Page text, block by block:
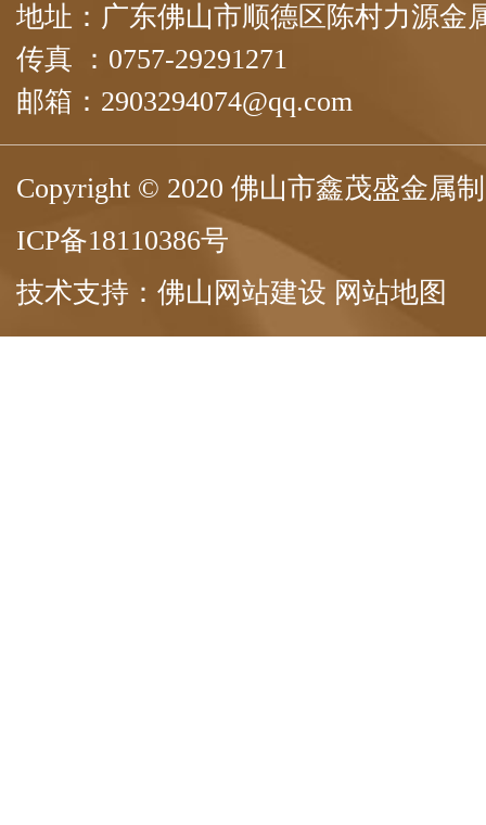
地址：广东佛山市顺德区陈村力源金
传真 ：0757-29291271
邮箱：2903294074@qq.com
Copyright © 2020 佛山市鑫茂盛金属
ICP备18110386号
技术支持： 佛山网站建设 网站地图